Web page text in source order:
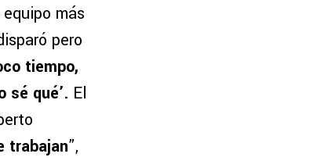
más
pero
tiempo,
sé qué’. El
trabajan”,